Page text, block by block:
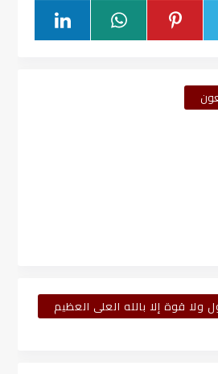
ولا قوة إلا بالله العلى العظيم